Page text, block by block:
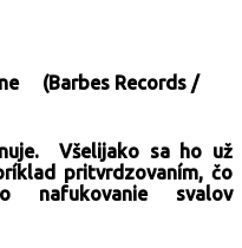
(Barbes Records /
Všelijako sa ho už
pritvrdzovaním, čo
nafukovanie svalov